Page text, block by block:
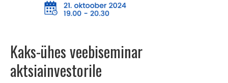
Kaks-ühes veebiseminar
aktsiainvestorile